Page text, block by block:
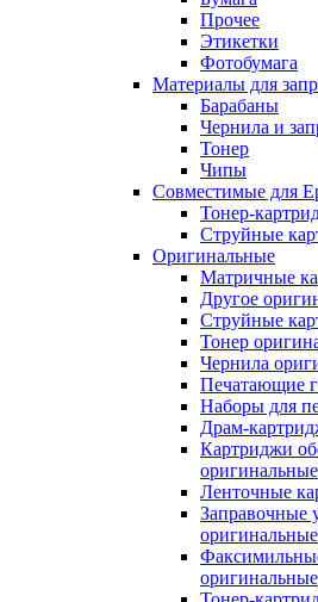
Прочее
Этикетки
Фотобумага
Материалы для
Барабаны
Чернила и
Тонер
Чипы
Совместимые для
Тонер-
Струйные
Оригинальные
Матричные
Другое
Струйные
Тонер
Чернила
Печатающие
Наборы для
Драм-
Картриджи
оригинальные
Ленточные
Заправочные
оригинальные
оригинальные